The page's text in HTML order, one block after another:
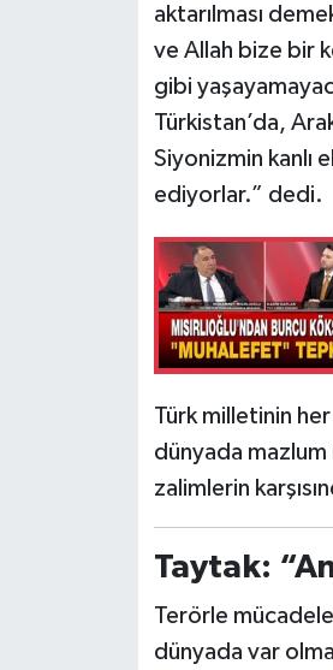
aktarılması
ve Allah bize bir
gibi
Türkistan’da,
Siyonizmin kanlı
ediyorlar.” dedi.
Türk milletinin
dünyada
zalimlerin
Taytak:
Terörle
dünyada var